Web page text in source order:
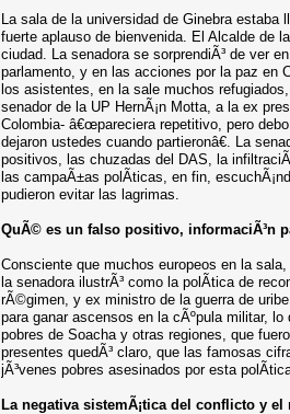
La sala de la universidad de Ginebra estaba
fuerte aplauso de bienvenida. El Alcalde de
ciudad. La senadora se sorprendiÃ³ de ver
parlamento, y en las acciones por la paz en
los asistentes, en la sale muchos
senador de la UP HernÃ¡n Motta, a la ex
Colombia- â€œpareciera repetitivo, pero
dejaron ustedes cuando partieronâ€. La
positivos, las chuzadas del DAS, la
las campaÃ±as polÃ­ticas, en fin,
pudieron evitar las lagrimas.
QuÃ© es un falso positivo, informaciÃ³n
Consciente que muchos europeos en la
la senadora ilustrÃ³ como la polÃ­tica de
rÃ©gimen, y ex ministro de la guerra de
para ganar ascensos en la cÃºpula militar,
pobres de Soacha y otras regiones, que
presentes quedÃ³ claro, que las famosas
jÃ³venes pobres asesinados por esta
La negativa sistemÃ¡tica del conflicto y